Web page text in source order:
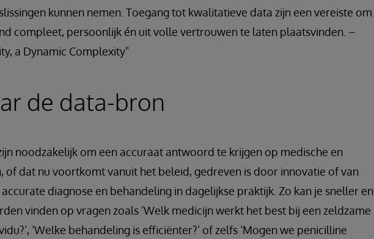
kunnen nemen. Toegang tot kwalitatieve data zijn een vereiste om
compleet, persoonlijk én uit volle vertrouwen te laten plaatsvinden. –
a Dynamic Complexity"
de data-bron
noodzakelijk om een accuraat antwoord te krijgen op medische en
of dat nu voortkomt vanuit het beleid, gedreven is door innovatie of van
diagnose en behandeling in dagelijkse praktijk. Zo kan je sneller en
vinden op vragen zoals ‘Welk medicijn werkt het best bij een zeldzame
‘Welke behandeling is efficiënter?’ of zelfs ‘Mogen we penicilline